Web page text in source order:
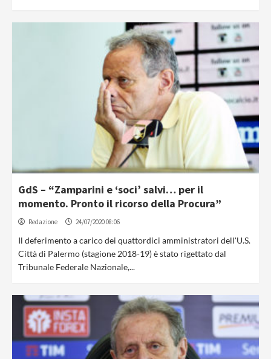
GdS – “Zamparini e ‘soci’ salvi… per il
momento. Pronto il ricorso della Procura”
Redazione 24/07/2020 08:06
Il deferimento a carico dei quattordici amministratori dell'U.S.
Città di Palermo (stagione 2018-19) è stato rigettato dal
Tribunale Federale Nazionale,...